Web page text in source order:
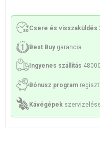
Csere és visszaküldés
Best Buy garancia
Ingyenes szállítás
Bónusz program
Kávégépek